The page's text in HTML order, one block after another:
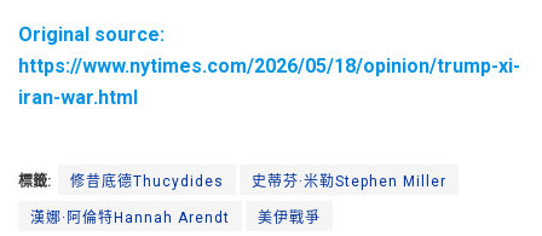
Original source:
https://www.nytimes.com/2026/05/18/opinion/trump-xi-
iran-war.html
標籤: 修昔底德Thucydides 史蒂芬·米勒Stephen Miller
漢娜·阿倫特Hannah Arendt 美伊戰爭